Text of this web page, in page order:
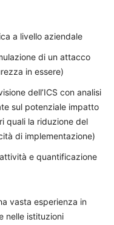
a livello aziendale
di un attacco
in essere)
dell’ICS con analisi
sul potenziale impatto
quali la riduzione del
di implementazione)
e quantificazione
vasta esperienza in
nelle istituzioni